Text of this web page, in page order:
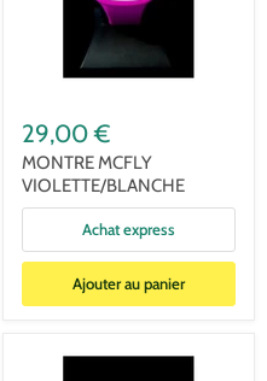
29,00 €
MONTRE MCFLY
VIOLETTE/BLANCHE
Achat express
Ajouter au panier